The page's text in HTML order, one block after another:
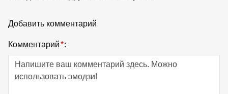
Добавить комментарий
Комментарий*: